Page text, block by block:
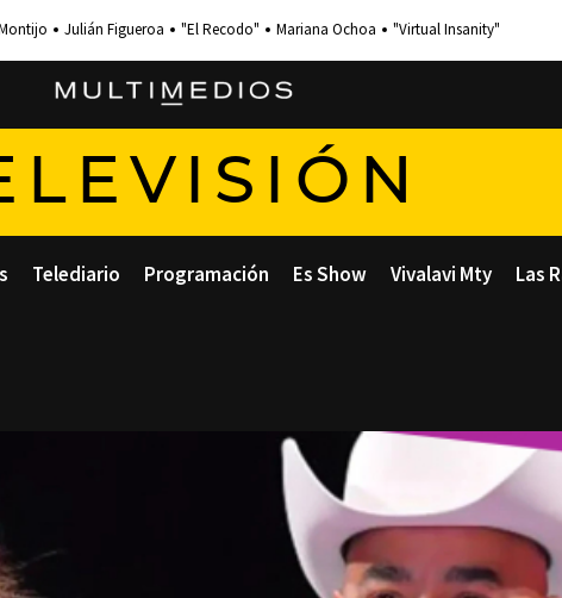
Julián Figueroa "El Recodo" Mariana Ochoa "Virtual Insanity"
Telediario Programación Es Show Vivalavi Mty Las